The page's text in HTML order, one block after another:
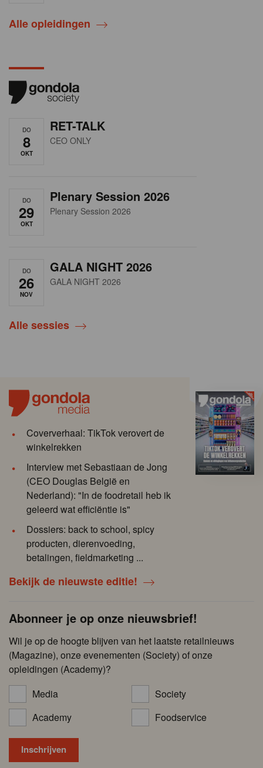
Alle opleidingen
DO
8
OKT
RET-TALK
CEO ONLY
DO
29
OKT
Plenary Session 2026
Plenary Session 2026
DO
26
NOV
GALA NIGHT 2026
GALA NIGHT 2026
Alle sessies
Coververhaal: TikTok verovert de
winkelrekken
Interview met Sebastiaan de Jong
(CEO Douglas België en
Nederland): "In de foodretail heb ik
geleerd wat efficiëntie is"
Dossiers: back to school, spicy
producten, dierenvoeding,
betalingen, fieldmarketing ...
Bekijk de nieuwste editie!
Abonneer je op onze nieuwsbrief!
Wil je op de hoogte blijven van het laatste retailnieuws
(Magazine), onze evenementen (Society) of onze
opleidingen (Academy)?
Media
Society
Academy
Foodservice